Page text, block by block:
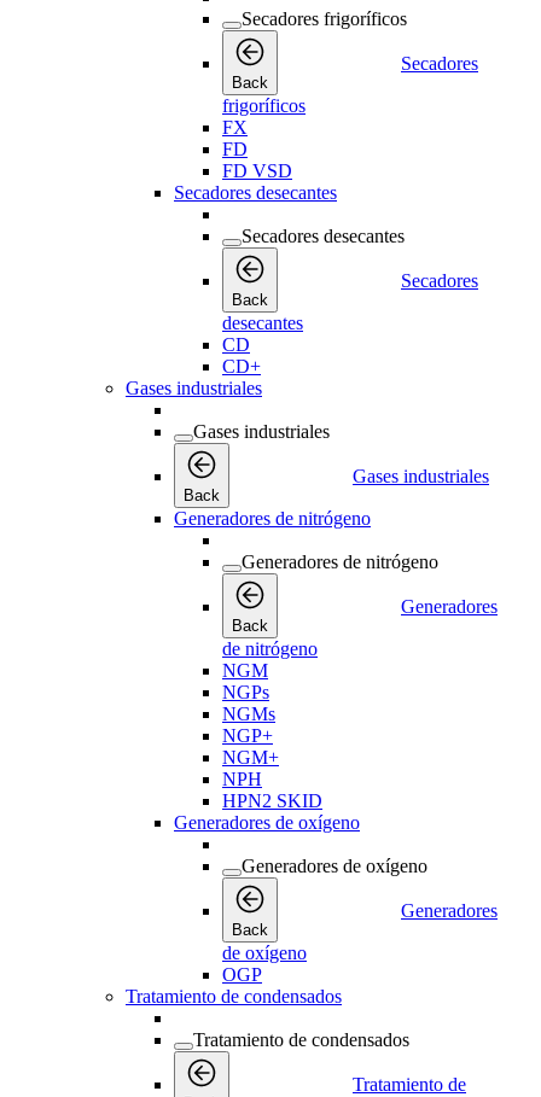
Secadores frigoríficos
Back
Secadores
frigoríficos
FX
FD
FD VSD
Secadores desecantes
Secadores desecantes
Back
Secadores
desecantes
CD
CD+
Gases industriales
Gases industriales
Back
Gases industriales
Generadores de nitrógeno
Generadores de nitrógeno
Back
Generadores
de nitrógeno
NGM
NGPs
NGMs
NGP+
NGM+
NPH
HPN2 SKID
Generadores de oxígeno
Generadores de oxígeno
Back
Generadores
de oxígeno
OGP
Tratamiento de condensados
Tratamiento de condensados
Tratamiento de